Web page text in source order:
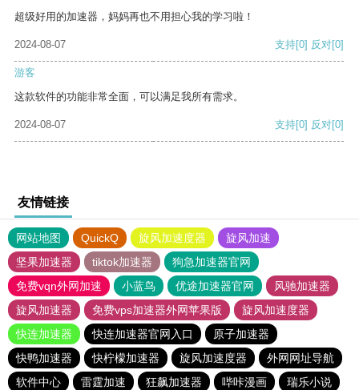
超级好用的加速器，妈妈再也不用担心我的学习啦！
2024-08-07 支持[0] 反对[0]
游客
这款软件的功能非常全面，可以满足我所有需求。
2024-08-07 支持[0] 反对[0]
友情链接
网站地图 QuickQ 旋风加速度器
旋风加速
坚果加速器
tiktok加速器
狗急加速器官网
免费vqn外网加速
小蓝鸟 优途加速器官网
风驰加速器
旋风加速器
免费vps加速器外网苹果版
旋风加速度器
快连加速器
快连加速器官网入口
原子加速器
快鸭加速器
快柠檬加速器 旋风加速度器
外网网址导航
软件中心
雷霆加速 狂飙加速器 哔咔漫画
瑞乐小说